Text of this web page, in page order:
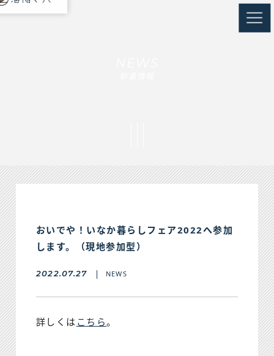
nav
おいでや！いなか暮らしフェア2022へ参加
します。（現地参加型）
2022.07.27 NEWS
詳しくは こちら。